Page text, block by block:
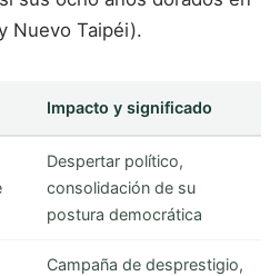
Nuevo Taipéi).
Impacto y significado
Despertar político,
consolidación de su
postura democrática
Campaña de desprestigio,